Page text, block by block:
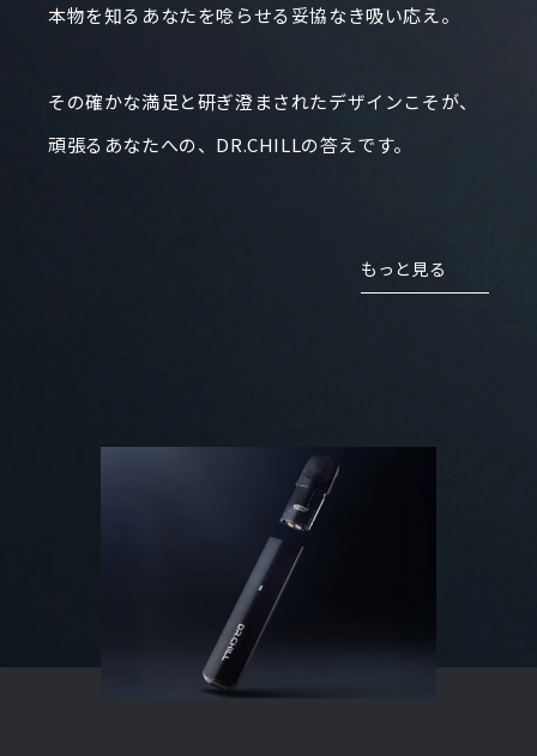
細を見
本物を知るあなたを唸らせる妥協なき吸い応え。
その確かな満足と研ぎ澄まされたデザインこそが、
頑張るあなたへの、DR.CHILLの答えです。
もっと見る